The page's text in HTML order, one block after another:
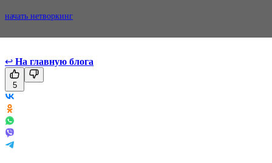
начать нетворкинг
↩ На главную блога
5